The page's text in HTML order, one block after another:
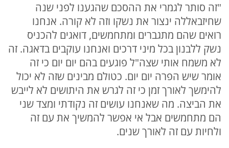
"זה סותר לגמרי את ההסכם שהגענו לפני שנה
שחיזבאללה ינצור את נשקו וזה לא קורה. אנחנו
רואים שהם מתגברים ומתחמשים, דואגים להכניס
נשק ללבנון בכל מיני דרכים ואנחנו עוקבים בדאגה. זה
לא משמח אותי שצה"ל פוגעים בהם יום יום כי זה
אומר שיש הפרה יום יום. כטולם מבינים שזה לא יכול
להימשך לאורך זמן כי זה לגרש את היתושים לא לייבש
את הביצה. מה שאנחנו עושים זה נקודתי ומצד שני
הם מתחמשים אבל אי אפשר להמשיך את עם זה
ולחיות עם זה לאורך שנים.